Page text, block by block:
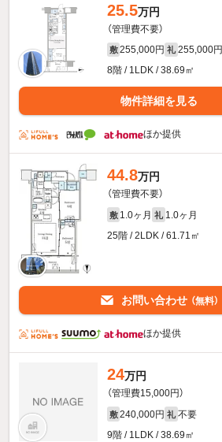
25.5万円
（管理費不要）
敷 255,000円 礼 255,000円
8階 / 1LDK / 38.69㎡
物件詳細を見る
ほか提供
44.8万円
（管理費不要）
敷 1.0ヶ月 礼 1.0ヶ月
25階 / 2LDK / 61.71㎡
お問い合わせ （無料）
ほか提供
24万円
（管理費15,000円）
敷 240,000円 礼 不要
9階 / 1LDK / 38.69㎡